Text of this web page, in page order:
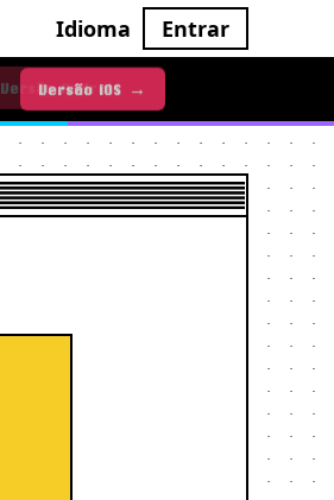
Idioma Entrar
Versão Android →
Versão iOS →